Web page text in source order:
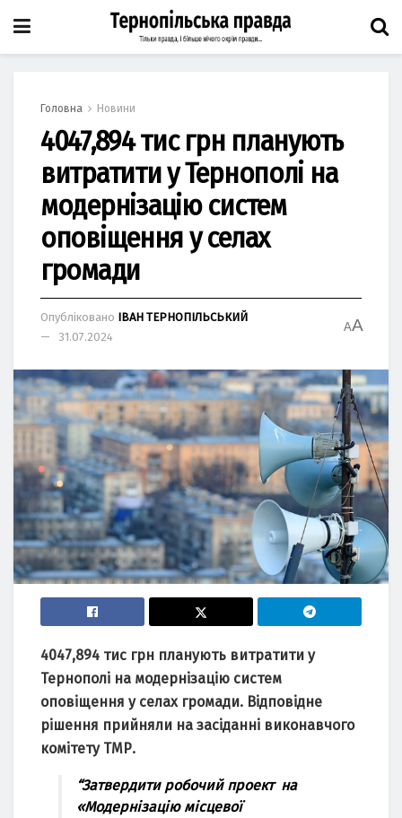
Головна Новини
4047,894 тис грн планують
витратити у Тернополі на
модернізацію систем
оповіщення у селах
громади
Опубліковано ІВАН ТЕРНОПІЛЬСЬКИЙ
31.07.2024
AA
4047,894 тис грн планують витратити у
Тернополі на модернізацію систем
оповіщення у селах громади. Відповідне
рішення прийняли на засіданні виконавчого
комітету ТМР.
“Затвердити робочий проект на
«Модернізацію місцевої